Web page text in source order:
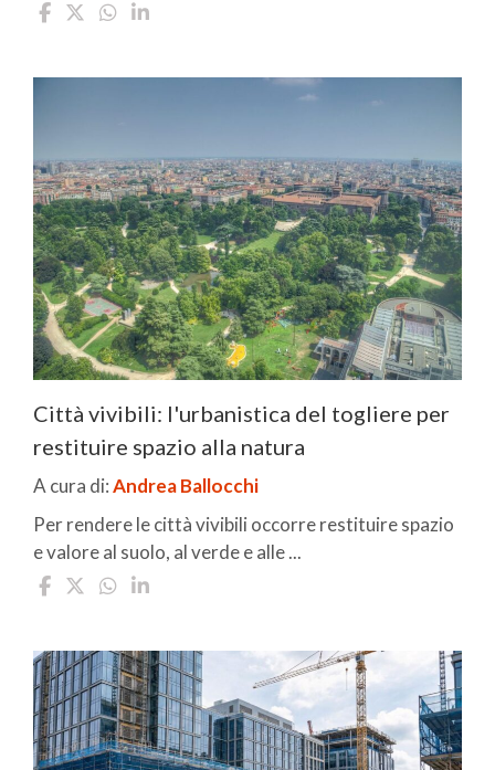
Città vivibili: l'urbanistica del togliere per
restituire spazio alla natura
A cura di:Andrea Ballocchi
Per rendere le città vivibili occorre restituire spazio
e valore al suolo, al verde e alle ...